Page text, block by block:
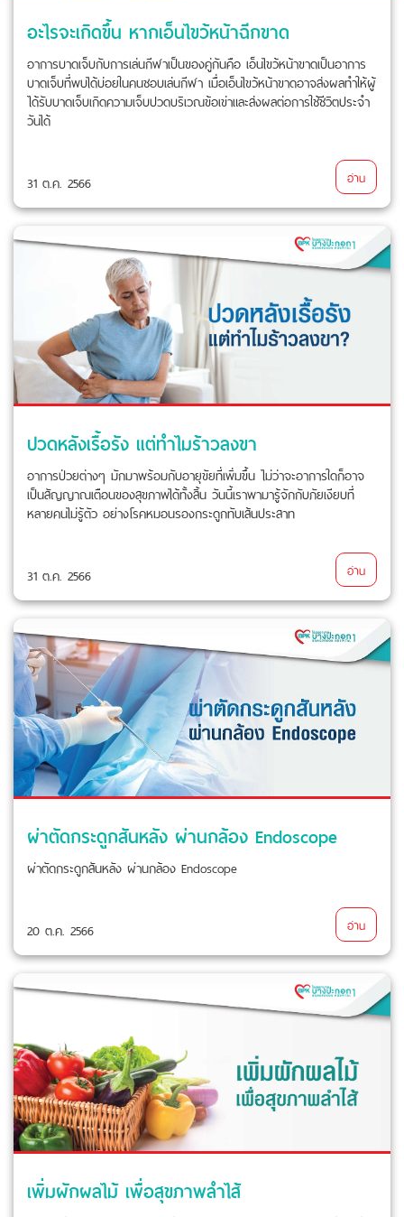
อะไรจะเกิดขึ้น หากเอ็นไขว้หน้าฉีกขาด
อาการบาดเจ็บกับการเล่นกีฬาเป็นของคู่กันคือ เอ็นไขว้หน้าขาดเป็นอาการ
บาดเจ็บที่พบได้บ่อยในคนชอบเล่นกีฬา เมื่อเอ็นไขว้หน้าขาดอาจส่งผลทำให้ผู้
ได้รับบาดเจ็บเกิดความเจ็บปวดบริเวณข้อเข่าและส่งผลต่อการใช้ชีวิตประจำ
วันได้
31 ต.ค. 2566 อ่าน
ปวดหลังเรื้อรัง แต่ทำไมร้าวลงขา
อาการป่วยต่างๆ มักมาพร้อมกับอายุขัยที่เพิ่มขึ้น ไม่ว่าจะอาการใดก็อาจ
เป็นสัญญาณเตือนของสุขภาพได้ทั้งสิ้น วันนี้เราพามารู้จักกับภัยเงียบที่
หลายคนไม่รู้ตัว อย่างโรคหมอนรองกระดูกทับเส้นประสาท
31 ต.ค. 2566 อ่าน
ผ่าตัดกระดูกสันหลัง ผ่านกล้อง Endoscope
ผ่าตัดกระดูกสันหลัง ผ่านกล้อง Endoscope
20 ต.ค. 2566 อ่าน
เพิ่มผักผลไม้ เพื่อสุขภาพลำไส้